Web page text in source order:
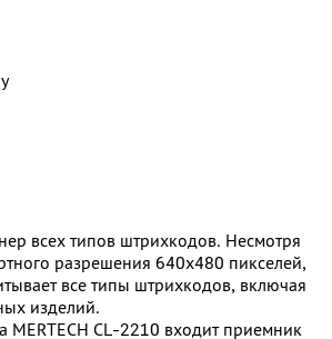
всех типов штрихкодов. Несмотря
разрешения 640х480 пикселей,
все типы штрихкодов, включая
изделий.
MERTECH CL-2210 входит приемник